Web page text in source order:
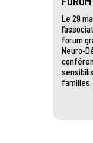
Le 29
forum
familles.